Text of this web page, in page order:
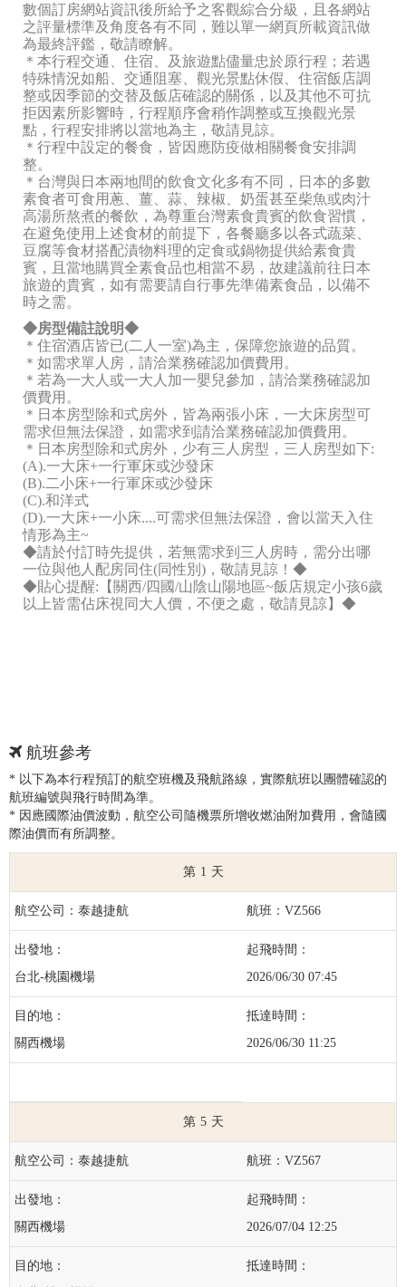
數個訂房網站資訊後所給予之客觀綜合分級，且各網站
之評量標準及角度各有不同，難以單一網頁所載資訊做
為最終評鑑，敬請瞭解。
＊本行程交通、住宿、及旅遊點儘量忠於原行程；若遇
特殊情況如船、交通阻塞、觀光景點休假、住宿飯店調
整或因季節的交替及飯店確認的關係，以及其他不可抗
拒因素所影響時，行程順序會稍作調整或互換觀光景
點，行程安排將以當地為主，敬請見諒。
＊行程中設定的餐食，皆因應防疫做相關餐食安排調
整。
＊台灣與日本兩地間的飲食文化多有不同，日本的多數
素食者可食用蔥、薑、蒜、辣椒、奶蛋甚至柴魚或肉汁
高湯所熬煮的餐飲，為尊重台灣素食貴賓的飲食習慣，
在避免使用上述食材的前提下，各餐廳多以各式蔬菜、
豆腐等食材搭配漬物料理的定食或鍋物提供給素食貴
賓，且當地購買全素食品也相當不易，故建議前往日本
旅遊的貴賓，如有需要請自行事先準備素食品，以備不
時之需。
◆房型備註說明◆
＊住宿酒店皆已(二人一室)為主，保障您旅遊的品質。
＊如需求單人房，請洽業務確認加價費用。
＊若為一大人或一大人加一嬰兒參加，請洽業務確認加
價費用。
＊日本房型除和式房外，皆為兩張小床，一大床房型可
需求但無法保證，如需求到請洽業務確認加價費用。
＊日本房型除和式房外，少有三人房型，三人房型如下:
(A).一大床+一行軍床或沙發床
(B).二小床+一行軍床或沙發床
(C).和洋式
(D).一大床+一小床....可需求但無法保證，會以當天入住
情形為主~
◆請於付訂時先提供，若無需求到三人房時，需分出哪
一位與他人配房同住(同性別)，敬請見諒！◆
◆貼心提醒:【關西/四國/山陰山陽地區~飯店規定小孩6歲
以上皆需佔床視同大人價，不便之處，敬請見諒】◆
航班參考
* 以下為本行程預訂的航空班機及飛航路線，實際航班以團體確認的
航班編號與飛行時間為準。
* 因應國際油價波動，航空公司隨機票所增收燃油附加費用，會隨國
際油價而有所調整。
1
泰越捷航 VZ566
台北-桃園機場 2026/06/30 07:45
關西機場 2026/06/30 11:25
5
泰越捷航 VZ567
關西機場 2026/07/04 12:25